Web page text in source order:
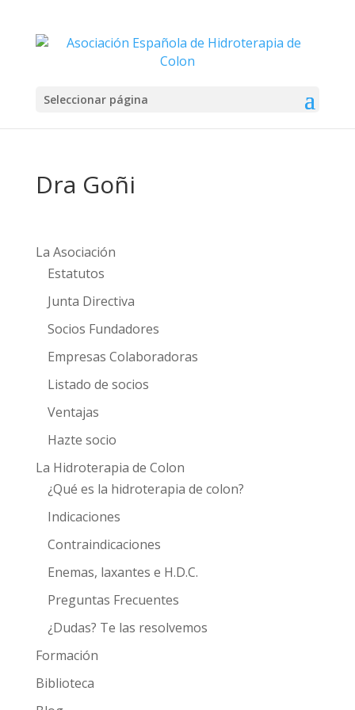
Seleccionar página
Dra Goñi
La Asociación
Estatutos
Junta Directiva
Socios Fundadores
Empresas Colaboradoras
Listado de socios
Ventajas
Hazte socio
La Hidroterapia de Colon
¿Qué es la hidroterapia de colon?
Indicaciones
Contraindicaciones
Enemas, laxantes e H.D.C.
Preguntas Frecuentes
¿Dudas? Te las resolvemos
Formación
Biblioteca